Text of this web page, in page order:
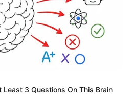
Least 3 Questions On This Brain